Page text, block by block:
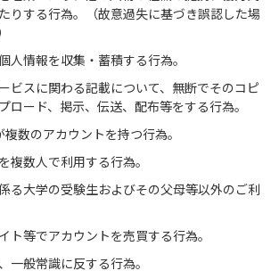
りする行為。（故意過失に基づき誤認した場
人情報を収集・蓄積する行為。
ビスに関わる記載について、無断でそのコピ
ロード、掲示、伝送、配布等をする行為。
数のアカウントを持つ行為。
複数人で利用する行為。
る大学の受験生およびその父母等以外のご利
ト等でアカウントを売買する行為。
一般常識に反する行為。